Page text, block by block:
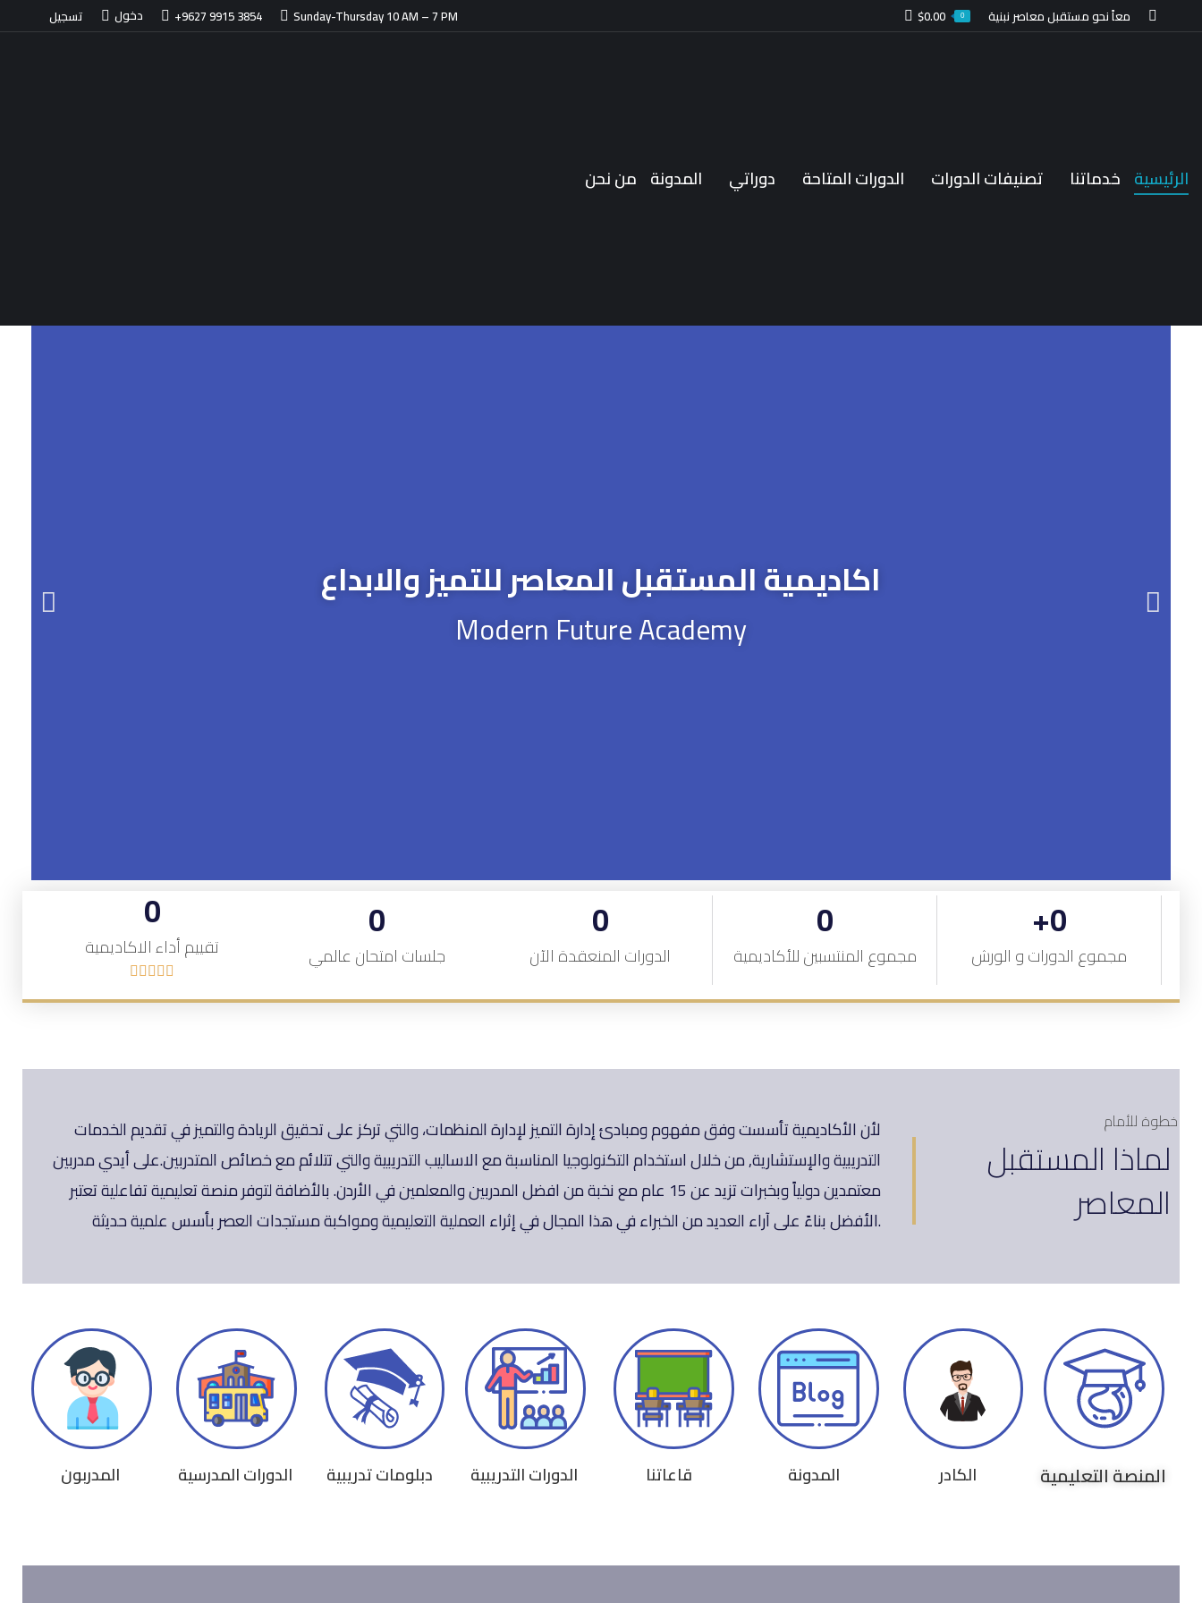
تسجيل دخول +9627 9915 3854 Sunday-Thursday 10 AM – 7 PM $0.00 0 معاً نحو مستقبل معاصر نبنية
الرئيسية خدماتنا تصنيفات الدورات الدورات المتاحة دوراتي المدونة من نحن
اكاديمية المستقبل المعاصر للتميز والابداع
Modern Future Academy
0
تقييم أداء الاكاديمية
    
0
جلسات امتحان عالمي
0
الدورات المنعقدة الآن
0
مجموع المنتسبين للأكاديمية
+0
مجموع الدورات و الورش
لأن الأكاديمية تأسست وفق مفهوم ومبادئ إدارة التميز لإدارة المنظمات، والتي تركز على تحقيق الريادة والتميز في تقديم الخدمات
التدريبية والإستشارية, من خلال استخدام التكنولوجيا المناسبة مع الاساليب التدريبية والتي تتلائم مع خصائص المتدربين.على أيدي مدربين
معتمدين دولياً وبخبرات تزيد عن 15 عام مع نخبة من افضل المدربين والمعلمين في الأردن. بالأضافة لتوفر منصة تعليمية تفاعلية تعتبر
الأفضل بناءً على آراء العديد من الخبراء في هذا المجال في إثراء العملية التعليمية ومواكبة مستجدات العصر بأسس علمية حديثة.
خطوة للأمام
لماذا المستقبل
المعاصر
المدربون الدورات المدرسية دبلومات تدريبية الدورات التدريبية قاعاتنا المدونة الكادر المنصة التعليمية